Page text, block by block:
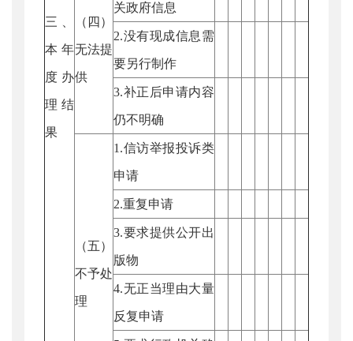
三、
本年
度办
理结
果
（四）
无法提
供
关政府信息
2.没有现成信息需
要另行制作
3.补正后申请内容
仍不明确
（五）
不予处
理
1.信访举报投诉类
申请
2.重复申请
3.要求提供公开出
版物
4.无正当理由大量
反复申请